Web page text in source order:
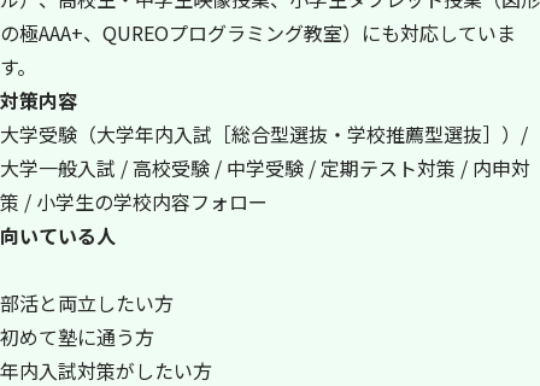
の極AAA+、QUREOプログラミング教室）にも対応していま
す。
対策内容
大学受験（大学年内入試［総合型選抜・学校推薦型選抜］）/
大学一般入試 / 高校受験 / 中学受験 / 定期テスト対策 / 内申対
策 / 小学生の学校内容フォロー
向いている人
部活と両立したい方
初めて塾に通う方
年内入試対策がしたい方